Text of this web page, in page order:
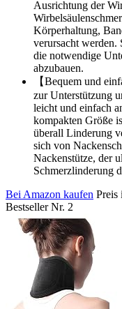
Ausrichtung der
Körperhaltung,
verursacht werden.
die notwendige
abzubauen.
【Bequem und
zur Unterstützung
leicht und einfach
kompakten Größe
überall Linderung
sich von
Nackenstütze, der
Schmerzlinderung
Bei Amazon kaufen Preis
Bestseller Nr. 2